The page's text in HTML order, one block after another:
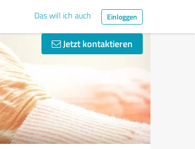
Das will ich auch Einloggen
Jetzt kontaktieren